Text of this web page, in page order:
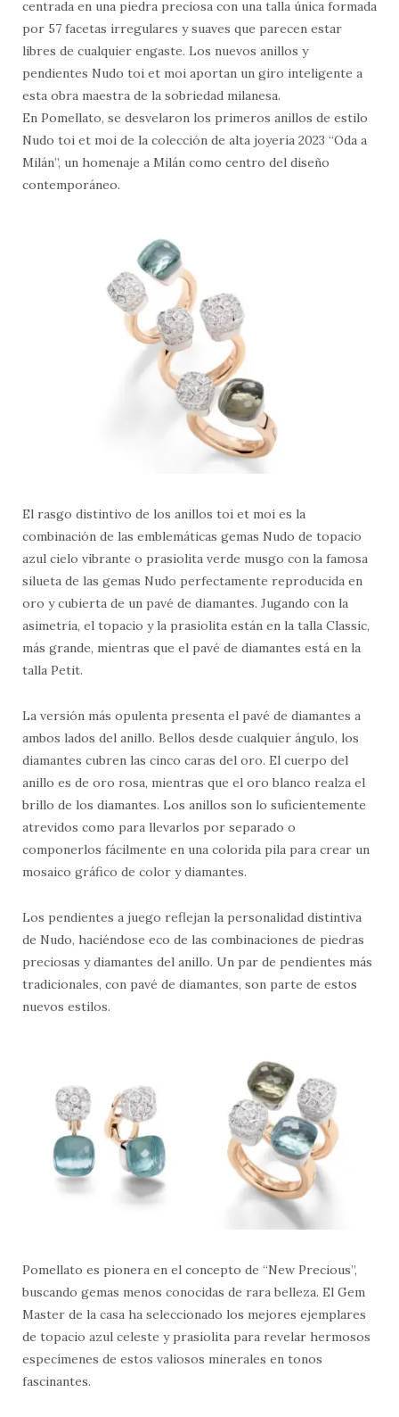
centrada en una piedra preciosa con una talla única formada
por 57 facetas irregulares y suaves que parecen estar
libres de cualquier engaste. Los nuevos anillos y
pendientes Nudo toi et moi aportan un giro inteligente a
esta obra maestra de la sobriedad milanesa.
En Pomellato, se desvelaron los primeros anillos de estilo
Nudo toi et moi de la colección de alta joyería 2023 “Oda a
Milán”, un homenaje a Milán como centro del diseño
contemporáneo.
El rasgo distintivo de los anillos toi et moi es la
combinación de las emblemáticas gemas Nudo de topacio
azul cielo vibrante o prasiolita verde musgo con la famosa
silueta de las gemas Nudo perfectamente reproducida en
oro y cubierta de un pavé de diamantes. Jugando con la
asimetría, el topacio y la prasiolita están en la talla Classic,
más grande, mientras que el pavé de diamantes está en la
talla Petit.
La versión más opulenta presenta el pavé de diamantes a
ambos lados del anillo. Bellos desde cualquier ángulo, los
diamantes cubren las cinco caras del oro. El cuerpo del
anillo es de oro rosa, mientras que el oro blanco realza el
brillo de los diamantes. Los anillos son lo suficientemente
atrevidos como para llevarlos por separado o
componerlos fácilmente en una colorida pila para crear un
mosaico gráfico de color y diamantes.
Los pendientes a juego reflejan la personalidad distintiva
de Nudo, haciéndose eco de las combinaciones de piedras
preciosas y diamantes del anillo. Un par de pendientes más
tradicionales, con pavé de diamantes, son parte de estos
nuevos estilos.
Pomellato es pionera en el concepto de “New Precious”,
buscando gemas menos conocidas de rara belleza. El Gem
Master de la casa ha seleccionado los mejores ejemplares
de topacio azul celeste y prasiolita para revelar hermosos
especímenes de estos valiosos minerales en tonos
fascinantes.